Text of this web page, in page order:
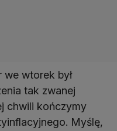
we wtorek był
tak zwanej
chwili kończymy
Myślę,